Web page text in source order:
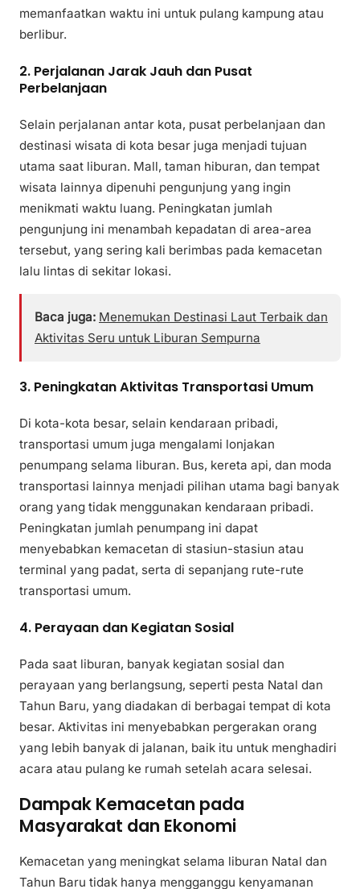
memanfaatkan waktu ini untuk pulang kampung atau
berlibur.
2. Perjalanan Jarak Jauh dan Pusat
Perbelanjaan
Selain perjalanan antar kota, pusat perbelanjaan dan
destinasi wisata di kota besar juga menjadi tujuan
utama saat liburan. Mall, taman hiburan, dan tempat
wisata lainnya dipenuhi pengunjung yang ingin
menikmati waktu luang. Peningkatan jumlah
pengunjung ini menambah kepadatan di area-area
tersebut, yang sering kali berimbas pada kemacetan
lalu lintas di sekitar lokasi.
Baca juga: Menemukan Destinasi Laut Terbaik dan
Aktivitas Seru untuk Liburan Sempurna
3. Peningkatan Aktivitas Transportasi Umum
Di kota-kota besar, selain kendaraan pribadi,
transportasi umum juga mengalami lonjakan
penumpang selama liburan. Bus, kereta api, dan moda
transportasi lainnya menjadi pilihan utama bagi banyak
orang yang tidak menggunakan kendaraan pribadi.
Peningkatan jumlah penumpang ini dapat
menyebabkan kemacetan di stasiun-stasiun atau
terminal yang padat, serta di sepanjang rute-rute
transportasi umum.
4. Perayaan dan Kegiatan Sosial
Pada saat liburan, banyak kegiatan sosial dan
perayaan yang berlangsung, seperti pesta Natal dan
Tahun Baru, yang diadakan di berbagai tempat di kota
besar. Aktivitas ini menyebabkan pergerakan orang
yang lebih banyak di jalanan, baik itu untuk menghadiri
acara atau pulang ke rumah setelah acara selesai.
Dampak Kemacetan pada
Masyarakat dan Ekonomi
Kemacetan yang meningkat selama liburan Natal dan
Tahun Baru tidak hanya mengganggu kenyamanan